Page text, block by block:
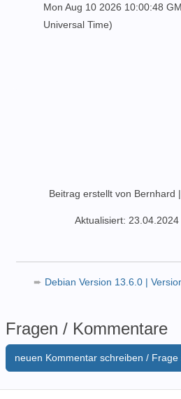
Mon Aug 10 2026 10:00:48
Universal Time)
Beitrag erstellt von Bernhard |
Aktualisiert: 23.04.2024
➨ Debian Version 13.6.0 |
Fragen / Kommentare
neuen Kommentar schreiben / Frage